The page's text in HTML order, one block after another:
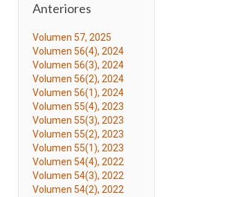
Anteriores
Volumen 57, 2025
Volumen 56(4), 2024
Volumen 56(3), 2024
Volumen 56(2), 2024
Volumen 56(1), 2024
Volumen 55(4), 2023
Volumen 55(3), 2023
Volumen 55(2), 2023
Volumen 55(1), 2023
Volumen 54(4), 2022
Volumen 54(3), 2022
Volumen 54(2), 2022